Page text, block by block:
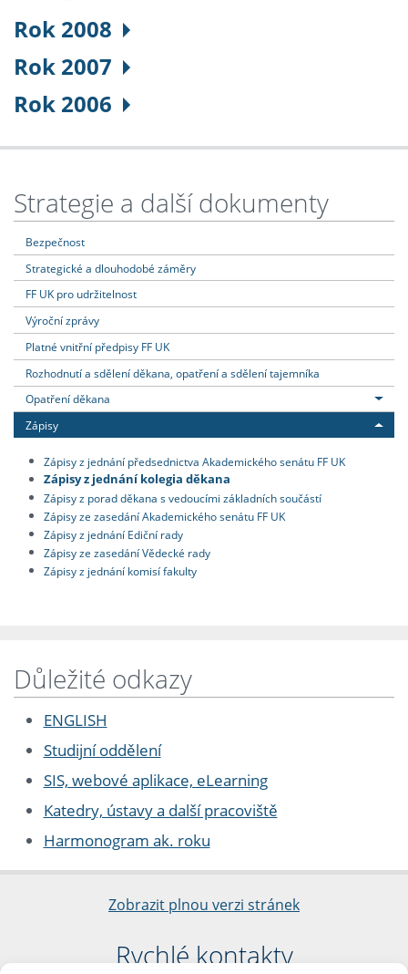
Rok 2008
Rok 2007
Rok 2006
Strategie a další dokumenty
Bezpečnost
Strategické a dlouhodobé záměry
FF UK pro udržitelnost
Výroční zprávy
Platné vnitřní předpisy FF UK
Rozhodnutí a sdělení děkana, opatření a sdělení tajemníka
Opatření děkana
Zápisy
Zápisy z jednání předsednictva Akademického senátu FF UK
Zápisy z jednání kolegia děkana
Zápisy z porad děkana s vedoucími základních součástí
Zápisy ze zasedání Akademického senátu FF UK
Zápisy z jednání Ediční rady
Zápisy ze zasedání Vědecké rady
Zápisy z jednání komisí fakulty
Důležité odkazy
ENGLISH
Studijní oddělení
SIS, webové aplikace, eLearning
Katedry, ústavy a další pracoviště
Harmonogram ak. roku
Zobrazit plnou verzi stránek
Rychlé kontakty